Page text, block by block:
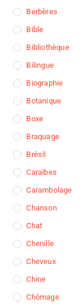
Berbères
Bible
Bibliothèque
Bilingue
Biographie
Botanique
Boxe
Braquage
Brésil
Caraïbes
Carambolage
Chanson
Chat
Chenille
Cheveux
Chine
Chômage